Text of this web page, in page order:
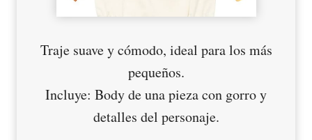
Traje suave y cómodo, ideal para los más
pequeños.
Incluye: Body de una pieza con gorro y
detalles del personaje.